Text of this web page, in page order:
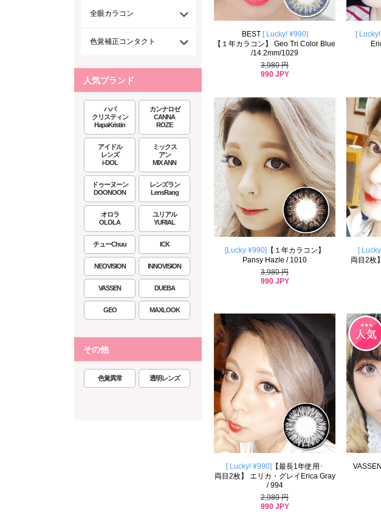
全眼カラコン
色覚補正コンタクト
人気ブランド
ハパ
クリスティン
HapaKristin
カンナロゼ
CANNA
ROZE
アイドル
レンズ
i-DOL
ミックス
アン
MIX ANN
ドゥーヌーン
DOONOON
レンズラン
LensRang
オロラ
OLOLA
ユリアル
YURIAL
チューChuu ICK
NEOVISION INNOVISION
VASSEN DUEBA
GEO MAXLOOK
その他
色覚異常 透明レンズ
BEST[ Lucky! ¥990]
【１年カラコン】 Geo Tri Color Blue
/14.2mm/1029
3,980 円
990 JPY
[
[Lucky ¥990] 【１年カラコン】
Pansy Hazle / 1010
3,980 円
990 JPY
[
両目2枚
[ Lucky! ¥990] 【最長1年使用･
両目2枚】 エリカ・グレイErica Gray
/ 994
2,980 円
990 JPY